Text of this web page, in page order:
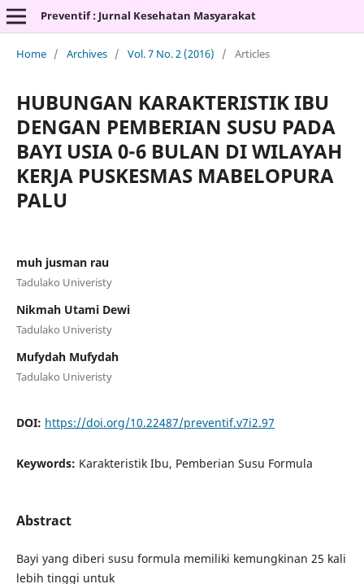
Preventif : Jurnal Kesehatan Masyarakat
Home / Archives / Vol. 7 No. 2 (2016) / Articles
HUBUNGAN KARAKTERISTIK IBU
DENGAN PEMBERIAN SUSU PADA
BAYI USIA 0-6 BULAN DI WILAYAH
KERJA PUSKESMAS MABELOPURA
PALU
muh jusman rau
Tadulako Univeristy
Nikmah Utami Dewi
Tadulako Univeristy
Mufydah Mufydah
Tadulako Univeristy
DOI: https://doi.org/10.22487/preventif.v7i2.97
Keywords: Karakteristik Ibu, Pemberian Susu Formula
Abstract
Bayi yang diberi susu formula memiliki kemungkinan 25 kali
lebih tinggi untuk